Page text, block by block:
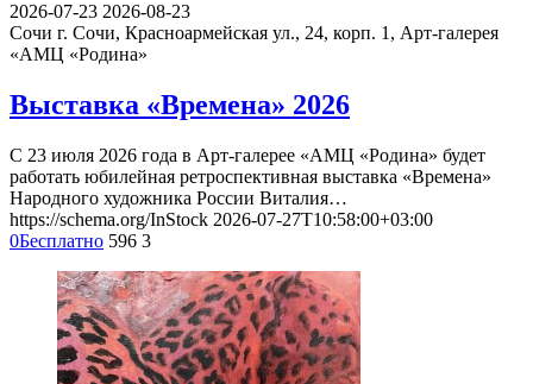
2026-07-23 2026-08-23
Сочи г. Сочи, Красноармейская ул., 24, корп. 1, Арт-галерея
«АМЦ «Родина»
Выставка «Времена» 2026
С 23 июля 2026 года в Арт-галерее «АМЦ «Родина» будет
работать юбилейная ретроспективная выставка «Времена»
Народного художника России Виталия…
https://schema.org/InStock 2026-07-27T10:58:00+03:00
0Бесплатно 596 3